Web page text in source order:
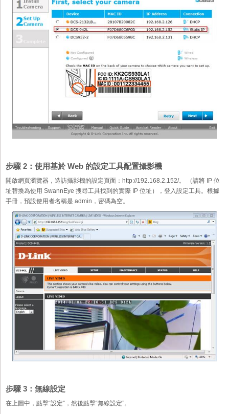
步驟 2：使用基於 Web 的設定工具配置攝影機
開啟網頁瀏覽器，造訪攝影機的設定頁面：http://192.168.2.152/。 （請將 IP 位
址替換為使用 SwannEye 搜尋工具找到的實際 IP 位址），登入設定工具。根據
手冊，預設使用者名稱是 admin，密碼為空。
步驟 3：無線設定
在上圖中，點擊“設定”，然後點擊“無線設定”。